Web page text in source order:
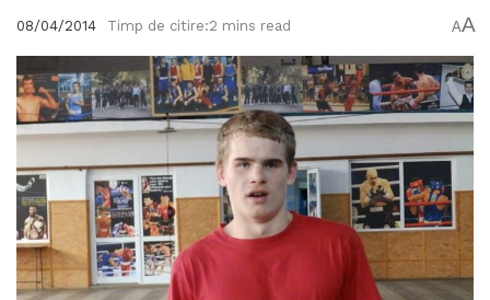
08/04/2014 Timp de citire:2 mins read AA